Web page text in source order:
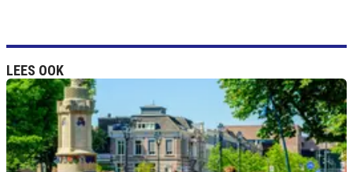
LEES OOK